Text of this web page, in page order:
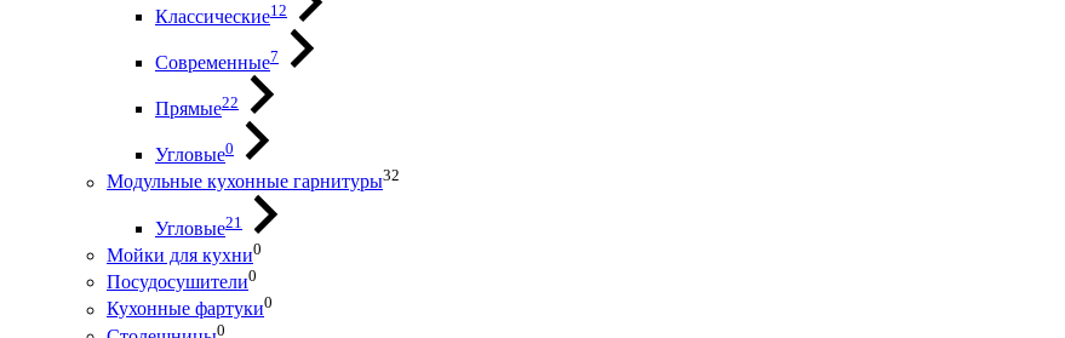
Классические12
Современные7
Прямые22
Угловые0
Модульные кухонные гарнитуры32
Угловые21
Мойки для кухни0
Посудосушители0
Кухонные фартуки0
0